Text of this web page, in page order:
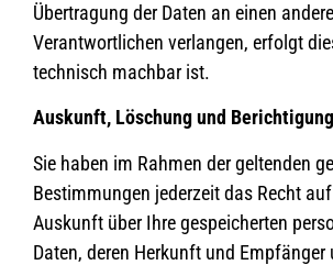
Übertragung der Daten an einen
Verantwortlichen verlangen, erfolgt
technisch machbar ist.
Auskunft, Löschung und Berichtigung
Sie haben im Rahmen der geltenden
Bestimmungen jederzeit das Recht
Auskunft über Ihre gespeicherten
Daten, deren Herkunft und Empfänger